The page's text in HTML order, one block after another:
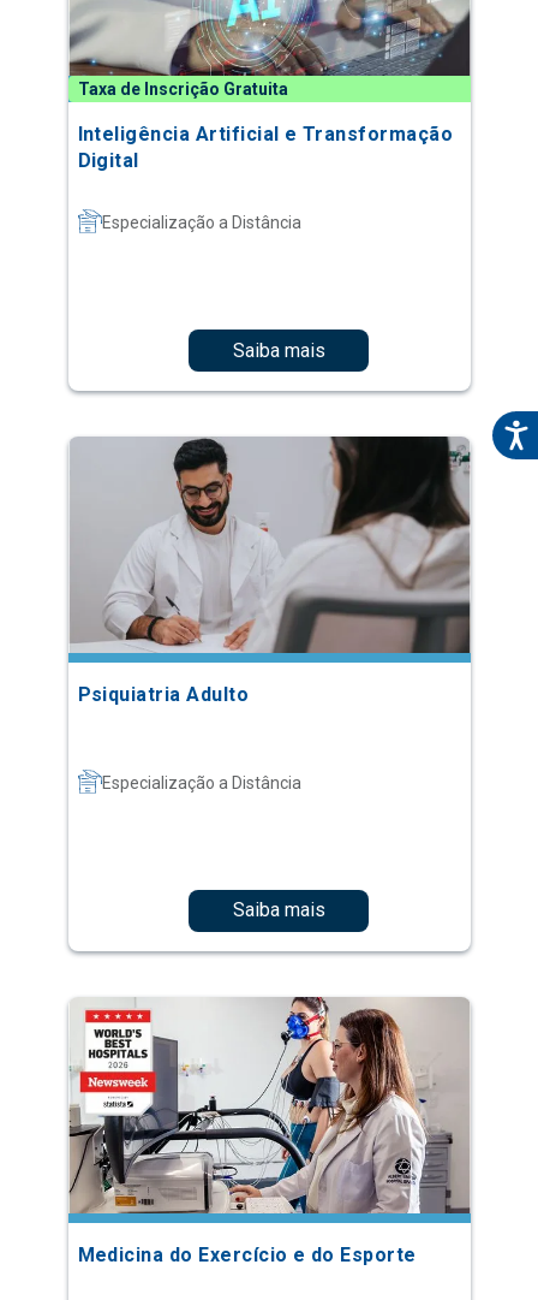
Taxa de Inscrição Gratuita
Inteligência Artificial e Transformação
Digital
Especialização a Distância
Saiba mais
Psiquiatria Adulto
Especialização a Distância
Saiba mais
Medicina do Exercício e do Esporte